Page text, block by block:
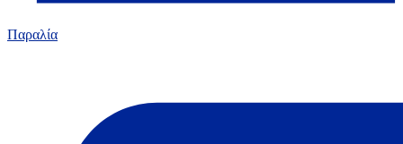
Παραλία